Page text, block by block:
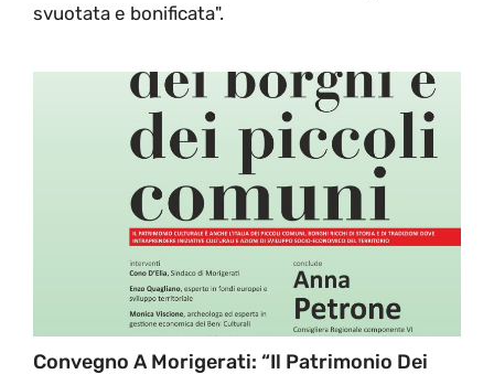
svuotata e bonificata".
Convegno A Morigerati: “Il Patrimonio Dei